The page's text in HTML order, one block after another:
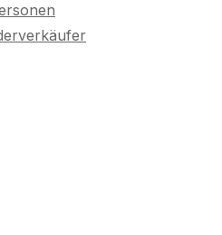
für den
Einsatz